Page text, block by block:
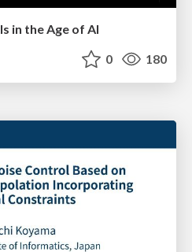
in the Age of AI
0 180